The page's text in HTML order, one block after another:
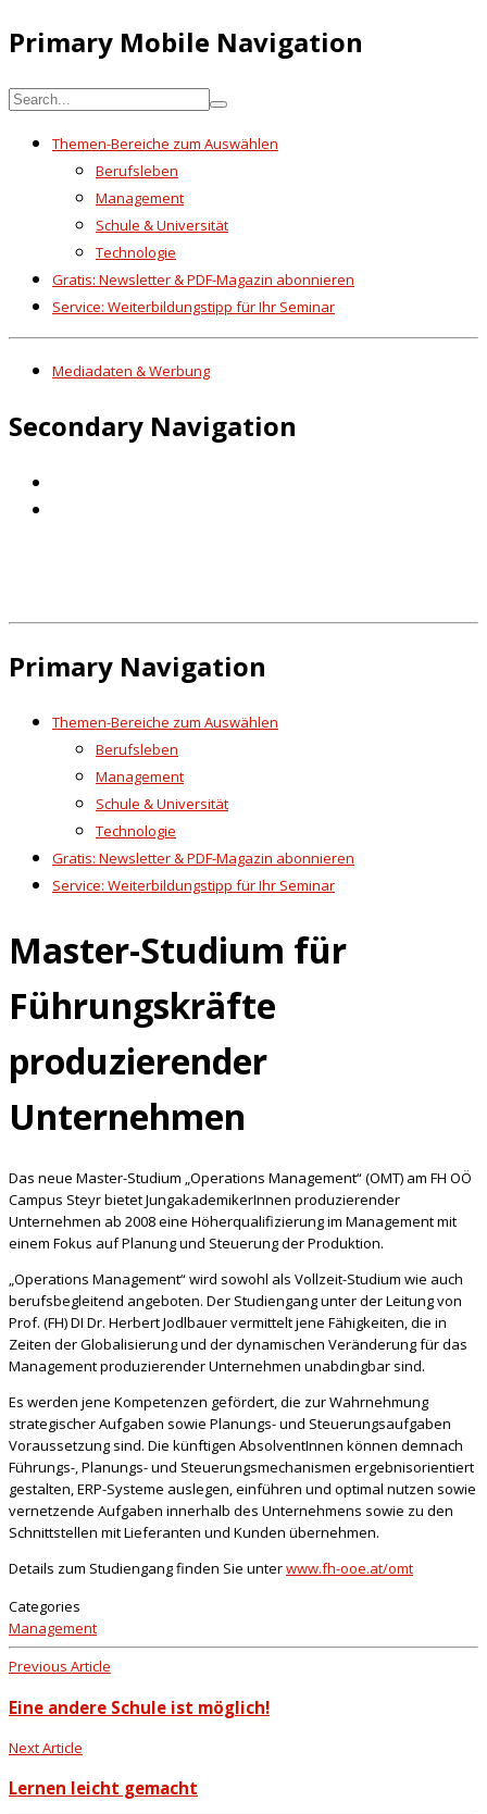
Primary Mobile Navigation
Themen-Bereiche zum Auswählen
Berufsleben
Management
Schule & Universität
Technologie
Gratis: Newsletter & PDF-Magazin abonnieren
Service: Weiterbildungstipp für Ihr Seminar
Mediadaten & Werbung
Secondary Navigation
Primary Navigation
Themen-Bereiche zum Auswählen
Berufsleben
Management
Schule & Universität
Technologie
Gratis: Newsletter & PDF-Magazin abonnieren
Service: Weiterbildungstipp für Ihr Seminar
Master-Studium für
Führungskräfte
produzierender
Unternehmen
Das neue Master-Studium „Operations Management“ (OMT) am FH OÖ
Campus Steyr bietet JungakademikerInnen produzierender
Unternehmen ab 2008 eine Höherqualifizierung im Management mit
einem Fokus aufPlanung und Steuerung der Produktion.
„Operations Management“ wird sowohl als Vollzeit-Studium wie auch
berufsbegleitend angeboten. Der Studiengang unter der Leitung von
Prof. (FH) DI Dr. Herbert Jodlbauer vermittelt jene Fähigkeiten, die in
Zeiten der Globalisierung und der dynamischen Veränderung für das
Management produzierender Unternehmen unabdingbar sind.
Es werden jene Kompetenzen gefördert, die zur Wahrnehmung
strategischer Aufgaben sowie Planungs- und Steuerungsaufgaben
Voraussetzung sind. Die künftigen AbsolventInnen können demnach
Führungs-, Planungs- und Steuerungsmechanismen ergebnisorientiert
gestalten, ERP-Systeme auslegen, einführen und optimal nutzen sowie
vernetzende Aufgaben innerhalb des Unternehmens sowie zu den
Schnittstellen mit Lieferanten und Kunden übernehmen.
Details zum Studiengang finden Sie unterwww.fh-ooe.at/omt
Categories
Management
Previous Article
Eine andere Schule ist möglich!
Next Article
Lernen leicht gemacht